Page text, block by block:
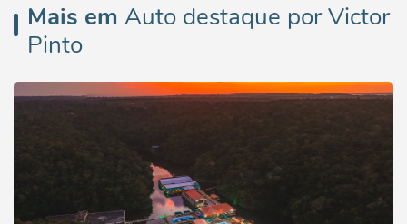
Mais em Auto destaque por Victor
Pinto